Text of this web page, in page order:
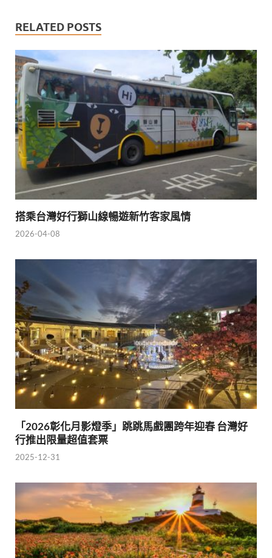
RELATED POSTS
搭乘台灣好行獅山線暢遊新竹客家風情
2026-04-08
「2026彰化月影燈季」跳跳馬戲團跨年迎春 台灣好
行推出限量超值套票
2025-12-31